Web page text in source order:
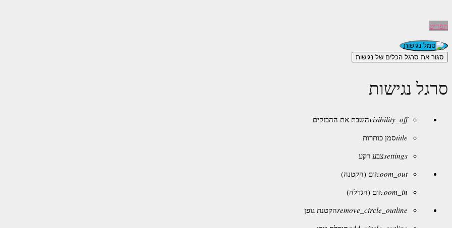
תפריט
סגור את סרגל הכלים של נגישות
סרגל נגישות
visibility_offהשבת את ההבזקים
titleסמן כותרות
settingsצבע רקע
zoom_outזום (הקטנה)
zoom_inזום (הגדלה)
remove_circle_outlineהקטנת גופן